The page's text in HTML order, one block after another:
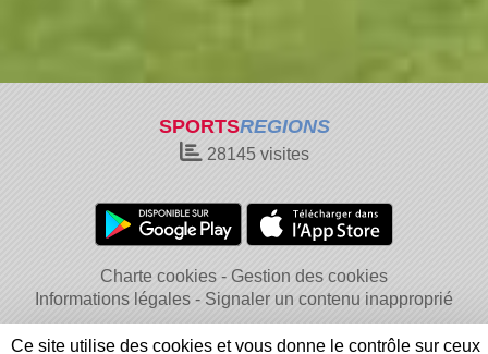
SPORTSREGIONS
28145visites
Charte cookies
Gestion des cookies
Informations légales
Signaler un contenu inapproprié
Ce site utilise des cookies et vous donne le contrôle sur ceux